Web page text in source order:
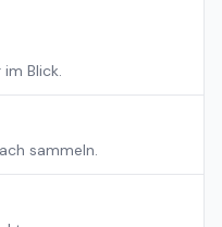
Blick.
sammeln.